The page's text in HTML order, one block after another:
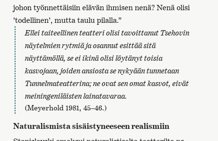
johon työnnettäisiin elävän ihmisen nenä? Nenä olisi
’todellinen’, mutta taulu pilalla.”
Ellei taiteellinen teatteri olisi tavoittanut Tsehovin
näytelmien rytmiä ja osannut esittää sitä
näyttämöllä, se ei ikinä olisi löytänyt toisia
kasvojaan, joiden ansiosta se nykyään tunnetaan
Tunnelmateatterina; ne ovat sen omat kasvot, eivät
meiningeniläisten lainatavaraa.
(Meyerhold 1981, 45–46.)
Naturalismista sisäistyneeseen realismiin